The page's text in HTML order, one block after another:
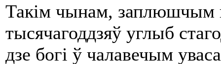
Такім чынам, заплюшчым
тысячагоддзяў углыб
дзе богі ў чалавечым